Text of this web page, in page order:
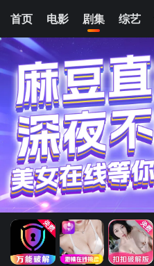
首页 电影 剧集 综艺
我的观影记录
贤婿
清空